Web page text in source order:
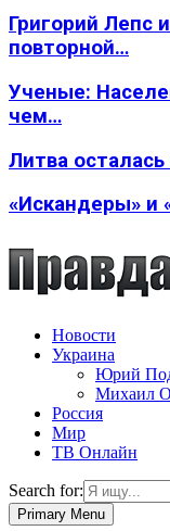
Григорий Лепс
повторной…
Ученые:
чем…
Литва
«Искандеры» и
Новости
Украина
Юрий
Михаил
Россия
Мир
ТВ Онлайн
Search for:
Primary Menu